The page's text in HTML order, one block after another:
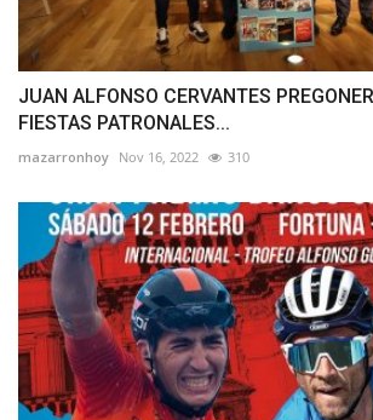
JUAN ALFONSO CERVANTES
FIESTAS PATRONALES...
mazarronhoy Nov 16, 2022 310